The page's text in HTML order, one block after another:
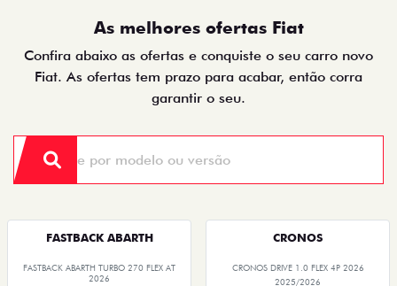
As melhores ofertas Fiat
Confira abaixo as ofertas e conquiste o seu carro novo
Fiat. As ofertas tem prazo para acabar, então corra
garantir o seu.
FASTBACK ABARTH
FASTBACK ABARTH TURBO 270 FLEX AT
2026
CRONOS
CRONOS DRIVE 1.0 FLEX 4P 2026
2025/2026